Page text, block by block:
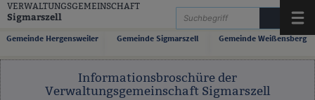
Zum Inhalt,zur Navigationoderzur Startseite springen.
VERWALTUNGSGEMEINSCHAFT
Sigmarszell
Gemeinde Hergensweiler Gemeinde Sigmarszell Gemeinde Weißensberg
Informationsbroschüre der
Verwaltungsgemeinschaft Sigmarszell